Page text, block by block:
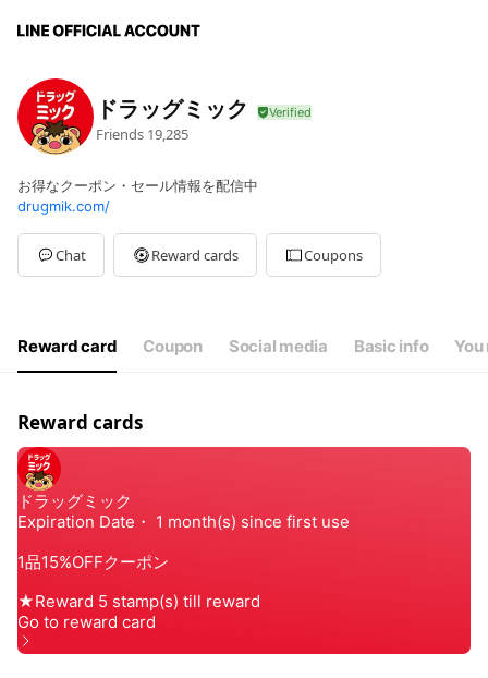
ドラッグミック
Friends 19,285
お得なクーポン・セール情報を配信中
drugmik.com/
Chat Reward cards Coupons
Reward card Coupon Social media Basic info
Reward cards